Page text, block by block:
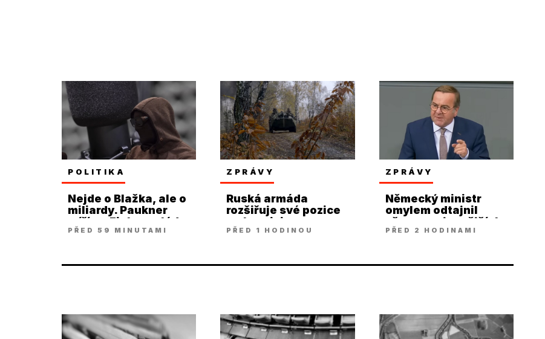
POLITIKA
Nejde o Blažka, ale o
miliardy. Paukner
míří na Fialovu vládu
PŘED 59 MINUTAMI
ZPRÁVY
Ruská armáda
rozšiřuje své pozice
na hranici
Charkovské oblasti
PŘED 1 HODINOU
ZPRÁVY
Německý ministr
omylem odtajnil
přesun nejnovějších
houfnic Kyjevu
PŘED 2 HODINAMI